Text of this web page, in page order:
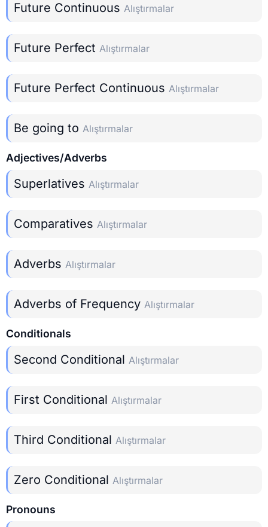
Future Continuous Alıştırmalar
Future Perfect Alıştırmalar
Future Perfect Continuous Alıştırmalar
Be going to Alıştırmalar
Adjectives/Adverbs
Superlatives Alıştırmalar
Comparatives Alıştırmalar
Adverbs Alıştırmalar
Adverbs of Frequency Alıştırmalar
Conditionals
Second Conditional Alıştırmalar
First Conditional Alıştırmalar
Third Conditional Alıştırmalar
Zero Conditional Alıştırmalar
Pronouns